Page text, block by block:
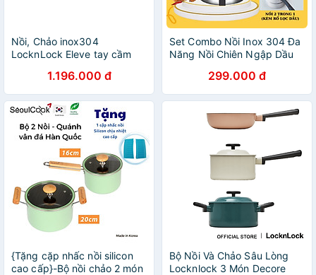
Nồi, Chảo inox304
LocknLock Eleve tay cầm
thước, dùng được bếp từ,
Hàng Chính Hãng - JoyMall
1.196.000 đ
Set Combo Nồi Inox 304 Đa
Năng Nồi Chiên Ngập Dầu
Xửng Hấp Và Giá Lọc Đi Kèm
Dễ Dàng Sử Dụng
299.000 đ
{Tặng cặp nhấc nồi silicon
cao cấp}-Bộ nồi chảo 2 món
Bộ Nồi Và Chảo Sâu Lòng
Locknlock 3 Món Decore